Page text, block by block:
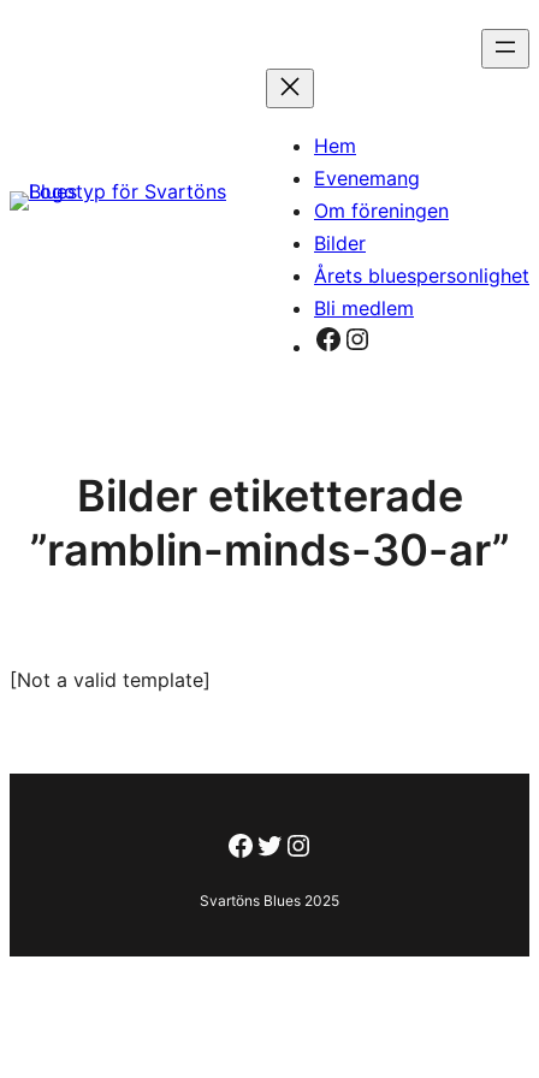
Hem
Evenemang
Om föreningen
Bilder
Årets bluespersonlighet
Bli medlem
Facebook
Instagram
Bilder etiketterade
”ramblin-minds-30-ar”
[Not a valid template]
Facebook
Twitter
Instagram
Svartöns Blues 2025